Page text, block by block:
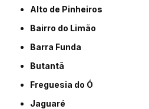
Alto de Pinheiros
Bairro do Limão
Barra Funda
Butantã
Freguesia do Ó
Jaguaré